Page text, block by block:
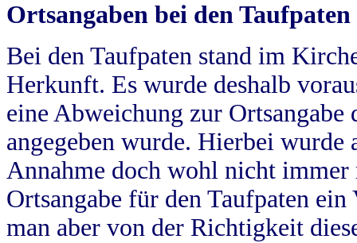
Ortsangaben bei den Taufpaten
Bei den Taufpaten stand im
Herkunft. Es wurde deshalb
eine Abweichung zur
angegeben wurde. Hierbei wurde
Annahme doch wohl nicht
Ortsangabe für den Taufpaten
man aber von der Richtigkeit